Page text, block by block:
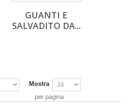
GUANTI E
SALVADITO DA...
Mostra
per pagina